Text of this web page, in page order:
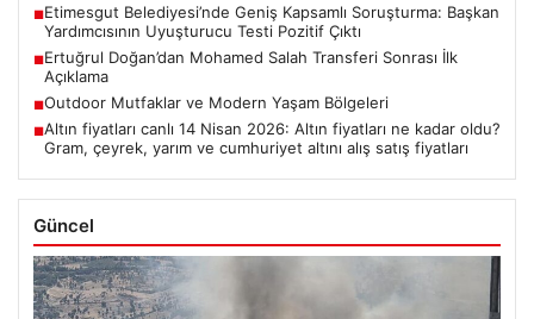
■Etimesgut Belediyesi’nde Geniş Kapsamlı Soruşturma: Başkan
Yardımcısının Uyuşturucu Testi Pozitif Çıktı
■Ertuğrul Doğan’dan Mohamed Salah Transferi Sonrası İlk
Açıklama
■Outdoor Mutfaklar ve Modern Yaşam Bölgeleri
■Altın fiyatları canlı 14 Nisan 2026: Altın fiyatları ne kadar oldu?
Gram, çeyrek, yarım ve cumhuriyet altını alış satış fiyatları
Güncel